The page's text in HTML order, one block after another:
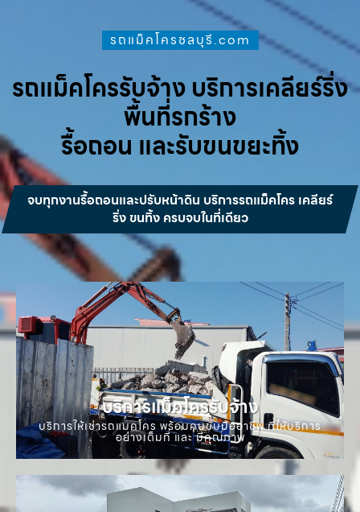
รถแม็คโครชลบุรี.com
รถแม็คโครรับจ้าง บริการเคลียร์ริ่ง
พื้นที่รกร้าง
รื้อถอน และรับขนขยะทิ้ง
จบทุกงานรื้อถอนและปรับหน้าดิน บริการรถแม็คโคร เคลียร์
ริ่ง ขนทิ้ง ครบจบในที่เดียว
บริการแม็คโครรับจ้าง
บริการให้เช่ารถแมคโคร พร้อมคนขับมืออาชีพ ที่ให้บริการ
อย่างเต็มที่ และ มีคุณภาพ